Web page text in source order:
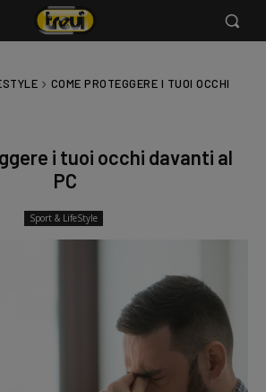
COME PROTEGGERE I TUOI OCCHI
i tuoi occhi davanti al
PC
Sport & LifeStyle